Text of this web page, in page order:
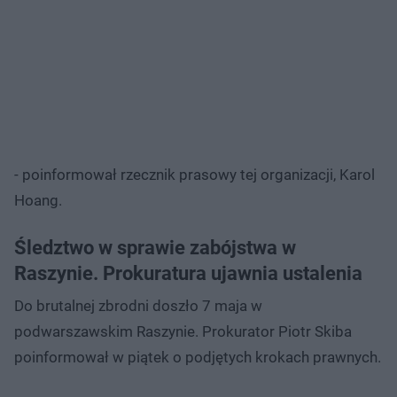
- poinformował rzecznik prasowy tej organizacji, Karol
Hoang.
Śledztwo w sprawie zabójstwa w
Raszynie. Prokuratura ujawnia ustalenia
Do brutalnej zbrodni doszło 7 maja w
podwarszawskim Raszynie. Prokurator Piotr Skiba
poinformował w piątek o podjętych krokach prawnych.